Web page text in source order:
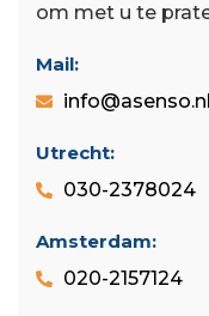
om met u te
Mail:
info@asenso.nl
Utrecht:
030-2378024
Amsterdam:
020-2157124